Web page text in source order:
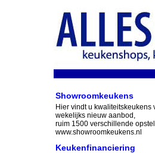
Showroomkeukens
Hier vindt u kwaliteitskeukens
wekelijks nieuw aanbod,
ruim 1500 verschillende
www.showroomkeukens.nl
Keukenfinanciering